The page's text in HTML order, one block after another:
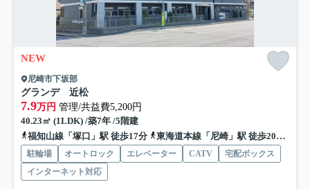
NEW
尼崎市下坂部
グランデ 近松
7.9万円 管理/共益費5,200円
40.23㎡ (1LDK) /築7年 /5階建
福知山線「塚口」駅 徒歩17分
東海道本線「尼崎」駅 徒歩20分
駐輪場 オートロック エレベーター CATV
宅配ボックス
インターネット対応